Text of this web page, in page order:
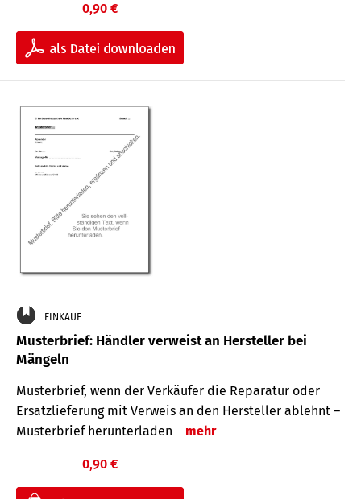
0,90 €
EINKAUF
Musterbrief: Händler verweist an Hersteller bei
Mängeln
Musterbrief, wenn der Verkäufer die Reparatur oder
Ersatzlieferung mit Verweis an den Hersteller ablehnt –
Musterbrief herunterladen
mehr
0,90 €